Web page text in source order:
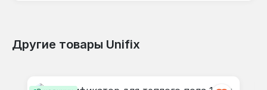
Другие товары Unifix